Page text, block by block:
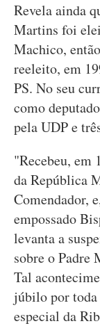
Revela ainda
Martins foi
Machico,
reeleito, em
PS. No seu
como
pela UDP e
"Recebeu, em
da República
Comendador,
empossado
levanta a
sobre o Padre
Tal
júbilo por toda
especial da